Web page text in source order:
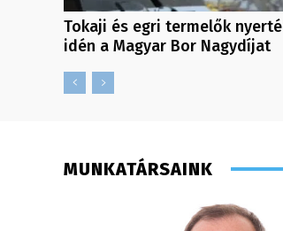
Tokaji és egri termelők
idén a Magyar Bor Nagydíjat
MUNKATÁRSAINK